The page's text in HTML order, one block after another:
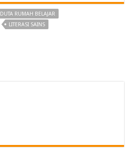
DUTA RUMAH BELAJAR
LITERASI SAINS